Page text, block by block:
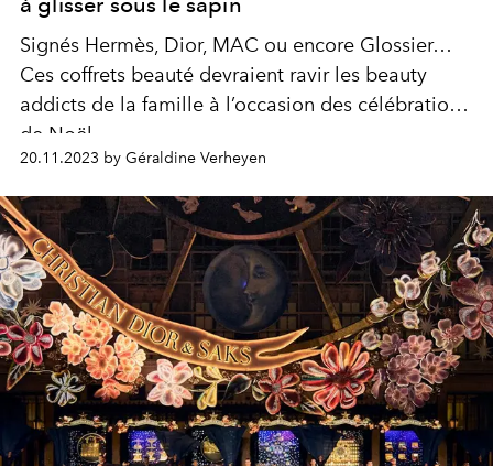
Signés Hermès, Dior, MAC ou encore Glossier…
Ces coffrets beauté devraient ravir les beauty
addicts de la famille à l’occasion des célébrations
de Noël.
20.11.2023 by Géraldine Verheyen